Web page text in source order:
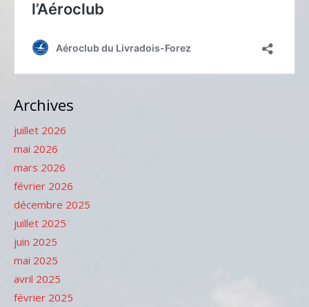
Archives
juillet 2026
mai 2026
mars 2026
février 2026
décembre 2025
juillet 2025
juin 2025
mai 2025
avril 2025
février 2025